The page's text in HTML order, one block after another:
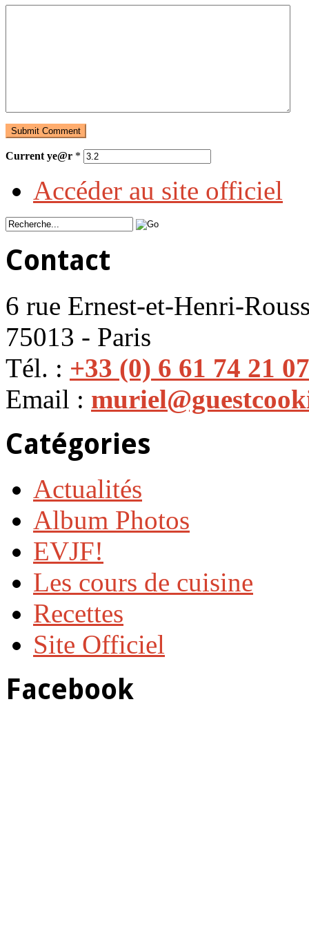
Current ye@r *
Accéder au site officiel
Contact
6 rue Ernest-et-Henri-
75013 - Paris
Tél. : +33 (0) 6 61 74 21 07
Email :
Catégories
Actualités
Album Photos
EVJF!
Les cours de cuisine
Recettes
Site Officiel
Facebook